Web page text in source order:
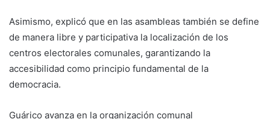
Asimismo, explicó que en las asambleas también se define
de manera libre y participativa la localización de los
centros electorales comunales, garantizando la
accesibilidad como principio fundamental de la
democracia.
Guárico avanza en la organización comunal